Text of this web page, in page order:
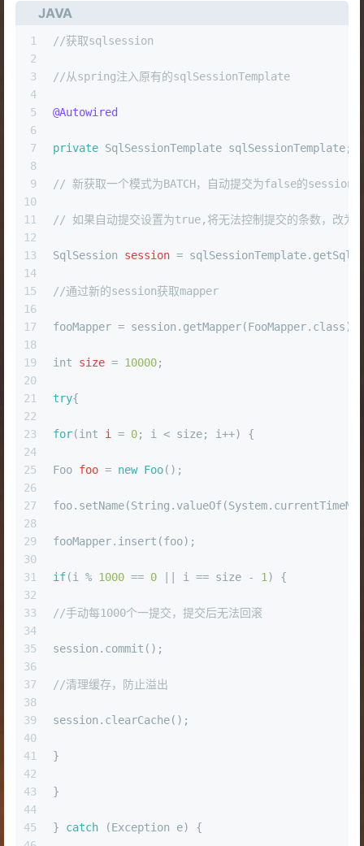
JAVA
1
2
3
4
5
6
7
8
9
10
11
12
13
14
15
16
17
18
19
20
21
22
23
24
25
26
27
28
29
30
31
32
33
34
35
36
37
38
39
40
41
42
43
44
45
//获取sqlsession
//从spring注入原有的sqlSessionTemplate
@Autowired
private SqlSessionTemplate sqlSessionTemplate;
// 新获取一个模式为BATCH，自动提交为false的session
// 如果自动提交设置为true,将无法控制提交的条数，改为
SqlSession session =
//通过新的session获取mapper
fooMapper = session.getMapper(FooMapper.class);
int size = 10000;
try{
for(int i = 0; i < size; i++) {
Foo foo = new Foo();
fooMapper.insert(foo);
if(i % 1000 == 0 || i == size - 1 ) {
//手动每1000个一提交，提交后无法回滚
session.commit();
//清理缓存，防止溢出
session.clearCache();
}
}
} catch (Exception e) {